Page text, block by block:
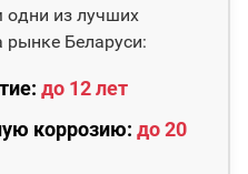
одни из лучших
рынке Беларуси:
до 12 лет
коррозию: до 20